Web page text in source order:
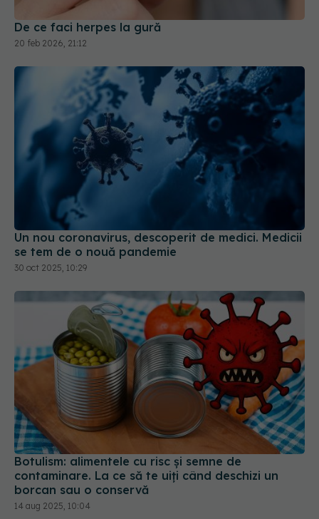
De ce faci herpes la gură
20 feb 2026, 21:12
Un nou coronavirus, descoperit de medici. Medicii
se tem de o nouă pandemie
30 oct 2025, 10:29
Botulism: alimentele cu risc și semne de
contaminare. La ce să te uiți când deschizi un
borcan sau o conservă
14 aug 2025, 10:04